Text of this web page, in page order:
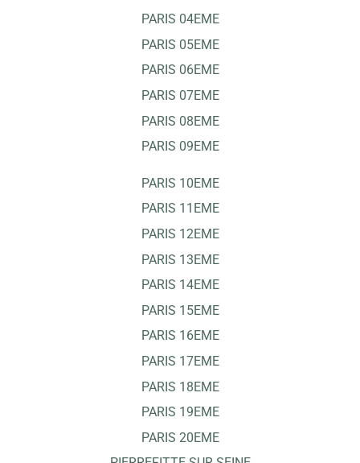
PARIS 04EME
PARIS 05EME
PARIS 06EME
PARIS 07EME
PARIS 08EME
PARIS 09EME
PARIS 10EME
PARIS 11EME
PARIS 12EME
PARIS 13EME
PARIS 14EME
PARIS 15EME
PARIS 16EME
PARIS 17EME
PARIS 18EME
PARIS 19EME
PARIS 20EME